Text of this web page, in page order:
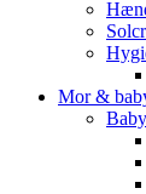
Mor &
Baby